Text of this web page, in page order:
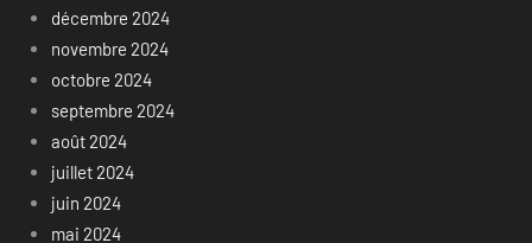
décembre 2024
novembre 2024
octobre 2024
septembre 2024
août 2024
juillet 2024
juin 2024
mai 2024